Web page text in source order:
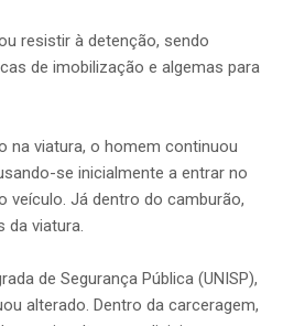
resistir à detenção, sendo
de imobilização e algemas para
na viatura, o homem continuou
se inicialmente a entrar no
veículo. Já dentro do camburão,
da viatura.
de Segurança Pública (UNISP),
alterado. Dentro da carceragem,